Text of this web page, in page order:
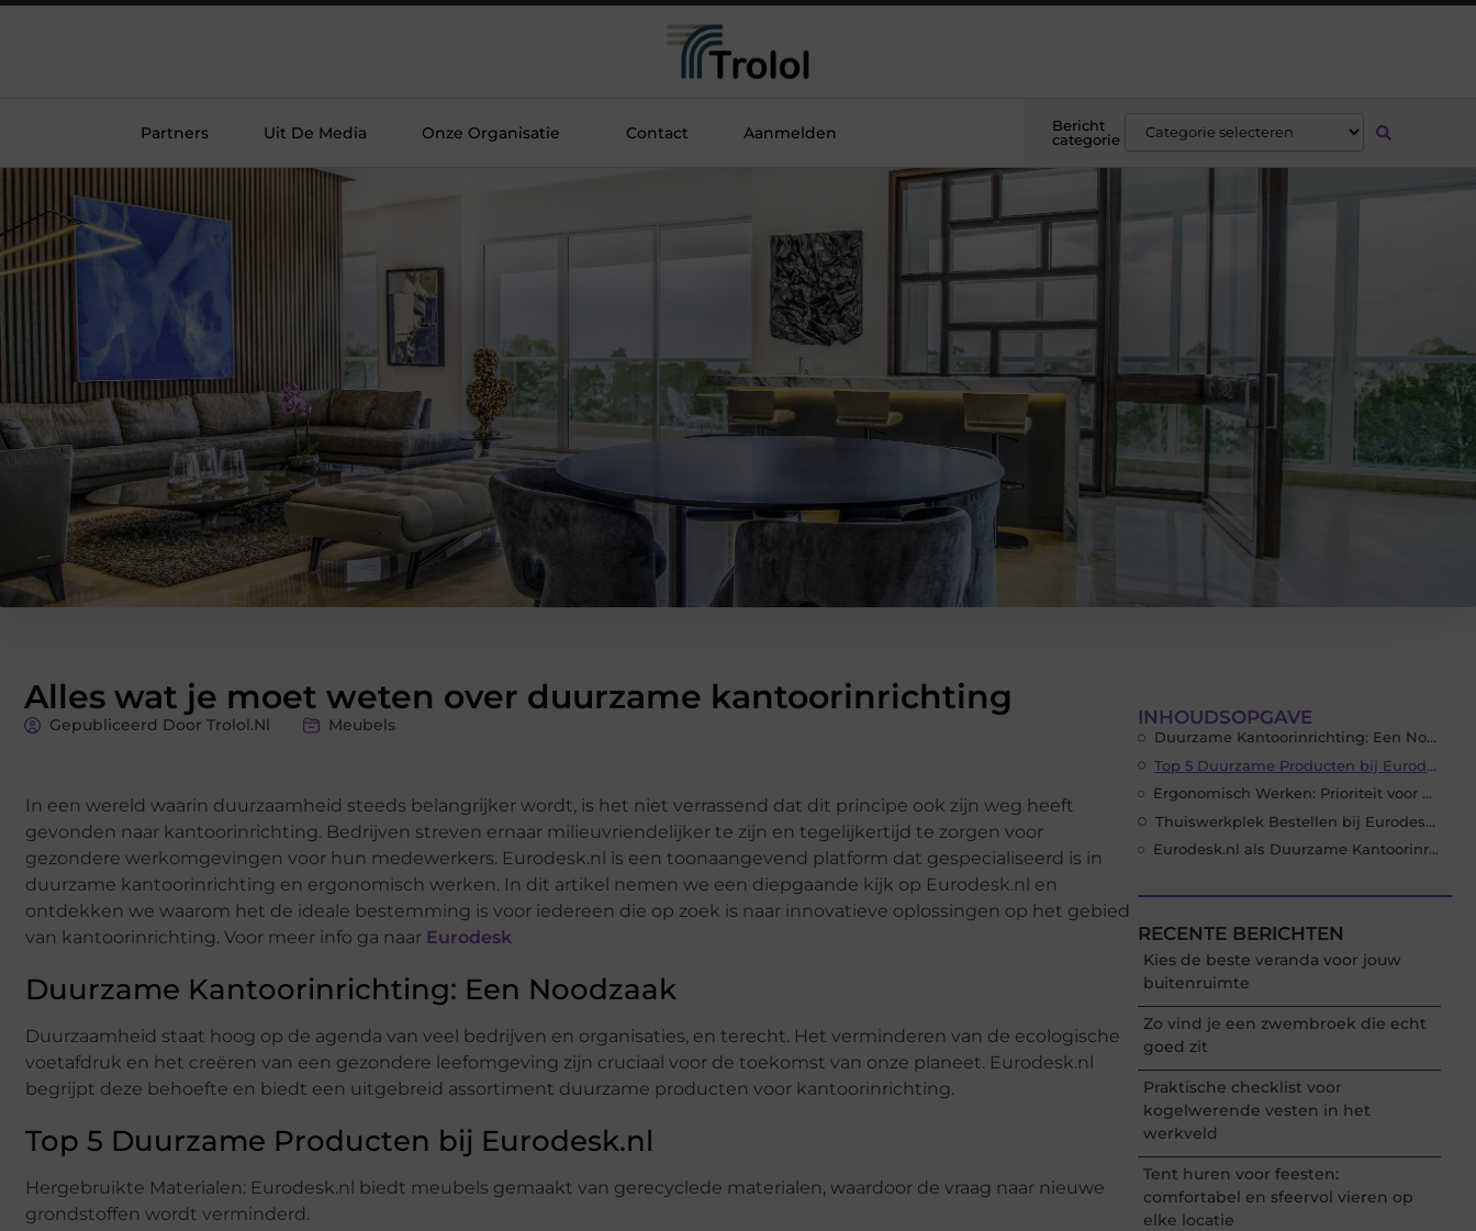
Partners Uit De Media Onze Organisatie Contact Aanmelden
Bericht
categorie
Alles wat je moet weten over duurzame kantoorinrichting
Gepubliceerd Door Trolol.nl Meubels
In een wereld waarin duurzaamheid steeds belangrijker wordt, is het niet verrassend dat dit principe ook zijn weg heeft
gevonden naar kantoorinrichting. Bedrijven streven ernaar milieuvriendelijker te zijn en tegelijkertijd te zorgen voor
gezondere werkomgevingen voor hun medewerkers. Eurodesk.nl is een toonaangevend platform dat gespecialiseerd is in
duurzame kantoorinrichting en ergonomisch werken. In dit artikel nemen we een diepgaande kijk op Eurodesk.nl en
ontdekken we waarom het de ideale bestemming is voor iedereen die op zoek is naar innovatieve oplossingen op het gebied
van kantoorinrichting. Voor meer info ga naar Eurodesk
Duurzame Kantoorinrichting: Een Noodzaak
Duurzaamheid staat hoog op de agenda van veel bedrijven en organisaties, en terecht. Het verminderen van de ecologische
voetafdruk en het creëren van een gezondere leefomgeving zijn cruciaal voor de toekomst van onze planeet. Eurodesk.nl
begrijpt deze behoefte en biedt een uitgebreid assortiment duurzame producten voor kantoorinrichting.
Top 5 Duurzame Producten bij Eurodesk.nl
Hergebruikte Materialen: Eurodesk.nl biedt meubels gemaakt van gerecyclede materialen, waardoor de vraag naar nieuwe
grondstoffen wordt verminderd.
INHOUDSOPGAVE
Duurzame Kantoorinrichting: Een Noodzaak
Top 5 Duurzame Producten bij Eurodesk.nl
Ergonomisch Werken: Prioriteit voor Gezondheid
Thuiswerkplek Bestellen bij Eurodesk.nl
Eurodesk.nl als Duurzame Kantoorinrichtingspartner
RECENTE BERICHTEN
Kies de beste veranda voor jouw
buitenruimte
Zo vind je een zwembroek die echt
goed zit
Praktische checklist voor
kogelwerende vesten in het
werkveld
Tent huren voor feesten:
comfortabel en sfeervol vieren op
elke locatie